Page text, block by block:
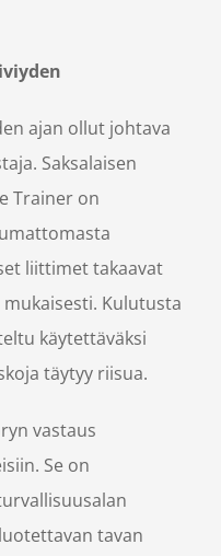
ajan ollut johtava
Saksalaisen
Trainer on
liittimet takaavat
Kulutusta
käytettäväksi
täytyy riisua.
vastaus
Se on
tavan